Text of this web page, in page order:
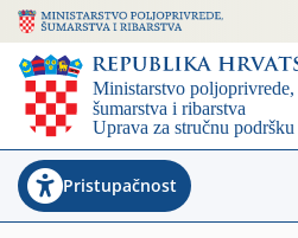
Pristupačnost